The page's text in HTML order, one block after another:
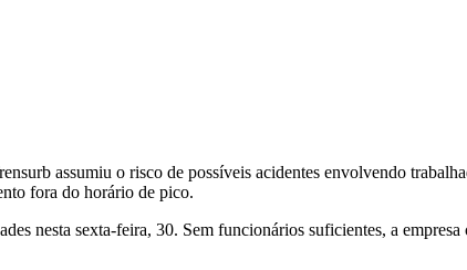
assumiu o risco de possíveis acidentes envolvendo
fora do horário de pico.
nesta sexta-feira, 30. Sem funcionários suficientes, a